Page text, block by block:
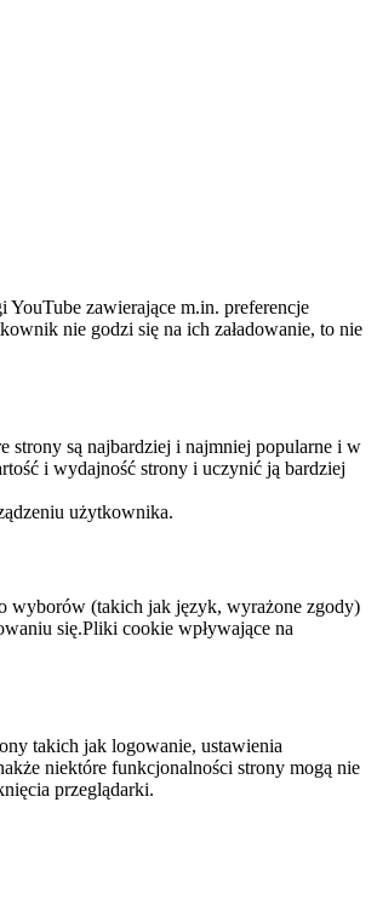
zawierające m.in. preferencje
nie godzi się na ich załadowanie, to nie
strony są najbardziej i najmniej popularne i w
i wydajność strony i uczynić ją bardziej
użytkownika.
wyborów (takich jak język, wyrażone zgody)
się.Pliki cookie wpływające na
takich jak logowanie, ustawienia
niektóre funkcjonalności strony mogą nie
przeglądarki.